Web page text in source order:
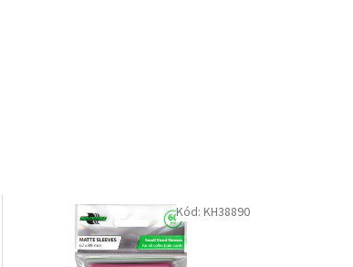
Kód: KH38890